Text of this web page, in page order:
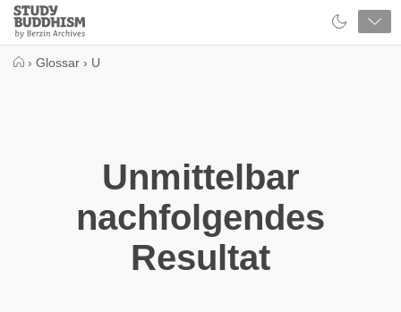
Close
Study
Buddhism
› Glossar › U
Unmittelbar
nachfolgendes
Resultat